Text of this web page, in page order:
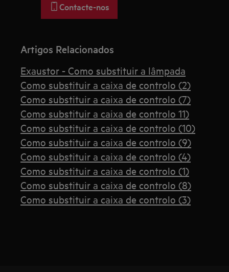
Contacte-nos
Artigos Relacionados
Exaustor - Como substituir a lâmpada
Como substituir a caixa de controlo (2)
Como substituir a caixa de controlo (7)
Como substituir a caixa de controlo 11)
Como substituir a caixa de controlo (10)
Como substituir a caixa de controlo (9)
Como substituir a caixa de controlo (4)
Como substituir a caixa de controlo (1)
Como substituir a caixa de controlo (8)
Como substituir a caixa de controlo (3)